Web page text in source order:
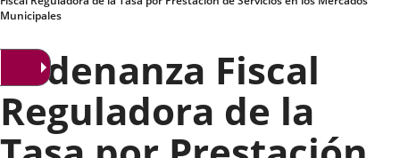
Municipales
Ordenanza Fiscal
Reguladora de la